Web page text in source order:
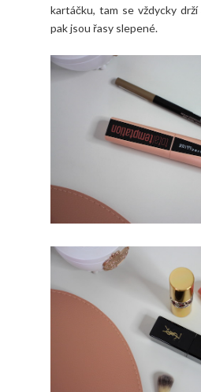
kartáčku, tam se vždycky
pak jsou řasy slepené.